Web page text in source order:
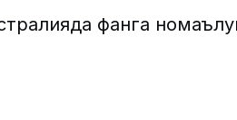
фанга